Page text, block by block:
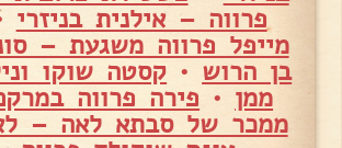
פרווה – אילנית בניזרי
מייפל פרווה משגעת –
בן הרוש • קסטה שוקו
ממן • פירה פרווה
ממכר של סבתא לאה –